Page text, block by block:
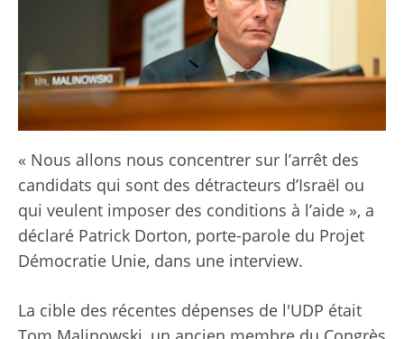
« Nous allons nous concentrer sur l’arrêt des
candidats qui sont des détracteurs d’Israël ou
qui veulent imposer des conditions à l’aide », a
déclaré Patrick Dorton, porte-parole du Projet
Démocratie Unie, dans une interview.
La cible des récentes dépenses de l'UDP était